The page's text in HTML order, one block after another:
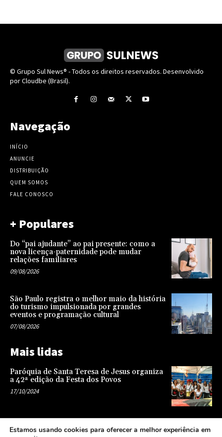
© Grupo Sul News® - Todos os direitos reservados. Desenvolvido
por Cloudbe (Brasil).
Navegação
INÍCIO
ANUNCIE
DISTRIBUIÇÃO
QUEM SOMOS
FALE CONOSCO
+ Populares
Do “pai ajudante” ao pai presente: como a
nova licença-paternidade pode mudar
relações familiares
09/08/2026
São Paulo registra o melhor maio da história
do turismo impulsionada por grandes
eventos e programação cultural
07/08/2026
Mais lidas
Paróquia de Santa Teresa de Jesus organiza
a 42ª edição da Festa dos Povos
17/10/2024
Representatividade na infância: o papel da
escola na formação de uma sociedade mais
Estamos usando cookies para oferecer a melhor experiência em